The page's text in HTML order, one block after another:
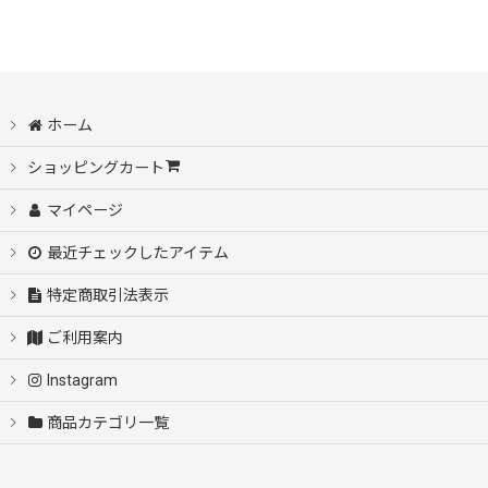
ホーム
ショッピングカート
マイページ
最近チェックしたアイテム
特定商取引法表示
ご利用案内
Instagram
商品カテゴリ一覧